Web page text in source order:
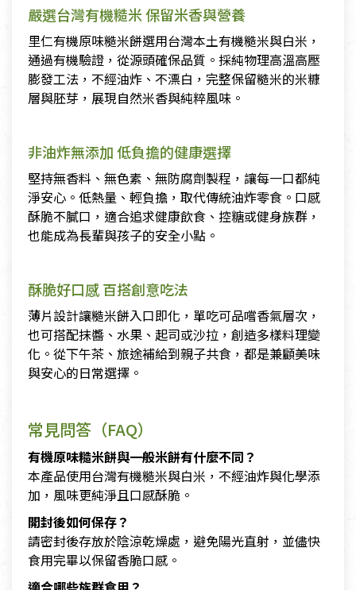
嚴選台灣有機糙米 保留米香與營養
里仁有機原味糙米餅選用台灣本土有機糙米與白米，
通過有機驗證，從源頭確保品質。採純物理高溫高壓
膨發工法，不經油炸、不漂白，完整保留糙米的米糠
層與胚芽，展現自然米香與純粹風味。
非油炸無添加 低負擔的健康選擇
堅持無香料、無色素、無防腐劑製程，讓每一口都純
淨安心。低熱量、輕負擔，取代傳統油炸零食。口感
酥脆不膩口，適合追求健康飲食、控糖或健身族群，
也能成為長輩與孩子的安全小點。
酥脆好口感 百搭創意吃法
薄片設計讓糙米餅入口即化，單吃可品嚐香氣層次，
也可搭配抹醬、水果、起司或沙拉，創造多樣料理變
化。從下午茶、旅途補給到親子共食，都是兼顧美味
與安心的日常選擇。
常見問答（FAQ）
有機原味糙米餅與一般米餅有什麼不同？
本產品使用台灣有機糙米與白米，不經油炸與化學添
加，風味更純淨且口感酥脆。
開封後如何保存？
請密封後存放於陰涼乾燥處，避免陽光直射，並儘快
食用完畢以保留香脆口感。